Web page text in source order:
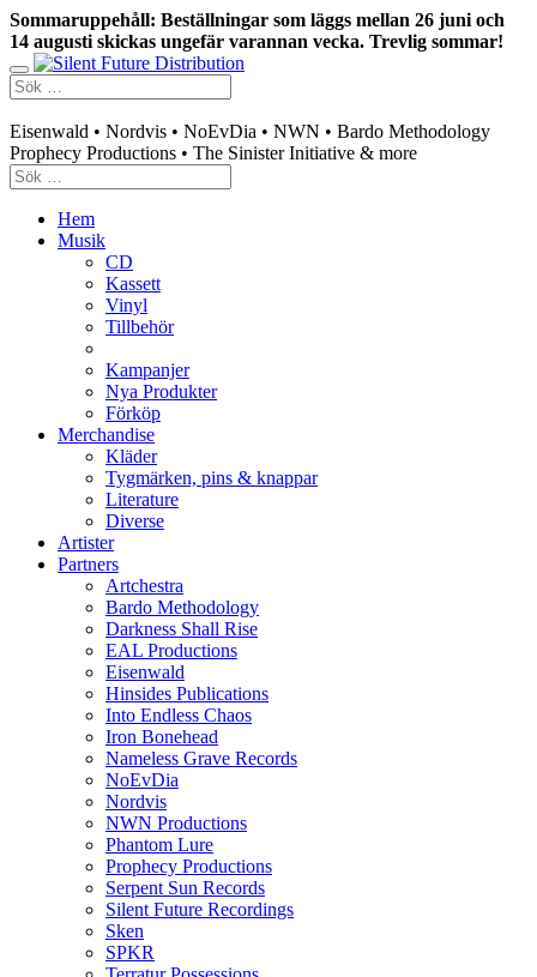
Sommaruppehåll: Beställningar som läggs mellan 26 juni och
14 augusti skickas ungefär varannan vecka. Trevlig sommar!
Eisenwald • Nordvis • NoEvDia • NWN • Bardo Methodology
Prophecy Productions • The Sinister Initiative & more
Hem
Musik
CD
Kassett
Vinyl
Tillbehör
Kampanjer
Nya Produkter
Förköp
Merchandise
Kläder
Tygmärken, pins & knappar
Literature
Diverse
Artister
Partners
Artchestra
Bardo Methodology
Darkness Shall Rise
EAL Productions
Eisenwald
Hinsides Publications
Into Endless Chaos
Iron Bonehead
Nameless Grave Records
NoEvDia
Nordvis
NWN Productions
Phantom Lure
Prophecy Productions
Serpent Sun Records
Silent Future Recordings
Sken
SPKR